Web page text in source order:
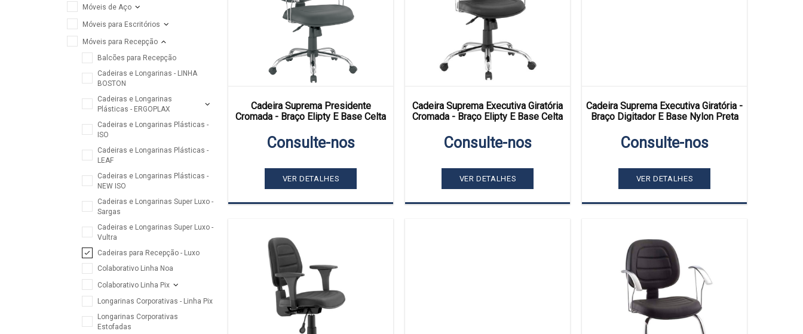
Móveis de Aço
Móveis para Escritórios
Móveis para Recepção
Balcões para Recepção
Cadeiras e Longarinas - LINHA
BOSTON
Cadeiras e Longarinas
Plásticas - ERGOPLAX
Cadeiras e Longarinas Plásticas -
ISO
Cadeiras e Longarinas Plásticas -
LEAF
Cadeiras e Longarinas Plásticas -
NEW ISO
Cadeiras e Longarinas Super Luxo -
Sargas
Cadeiras e Longarinas Super Luxo -
Vultra
Cadeiras para Recepção - Luxo
Colaborativo Linha Noa
Colaborativo Linha Pix
Longarinas Corporativas - Linha Pix
Longarinas Corporativas
Estofadas
Cadeira Suprema Presidente
Cromada - Braço Elipty E Base Celta
Consulte-nos
VER DETALHES
Cadeira Suprema Executiva Giratória
Cromada - Braço Elipty E Base Celta
Consulte-nos
VER DETALHES
Cadeira Suprema Executiva Giratória -
Braço Digitador E Base Nylon Preta
Consulte-nos
VER DETALHES